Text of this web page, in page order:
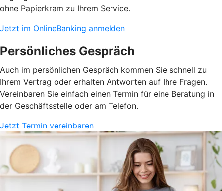
ohne Papierkram zu Ihrem Service.
Jetzt im OnlineBanking anmelden
Persönliches Gespräch
Auch im persönlichen Gespräch kommen Sie schnell zu
Ihrem Vertrag oder erhalten Antworten auf Ihre Fragen.
Vereinbaren Sie einfach einen Termin für eine Beratung in
der Geschäftsstelle oder am Telefon.
Jetzt Termin vereinbaren